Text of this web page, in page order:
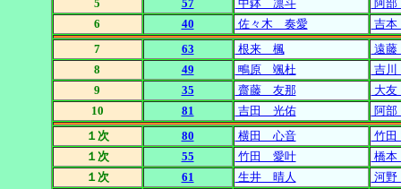
5
57 中鉢 凛斗
阿
6
40 佐々木 奏愛
吉
7
63 根来 楓
遠
8
49 鴫原 颯杜
吉
9
35 齋藤 友那
大
10
81 吉田 光佑
阿
１次
80 横田 心音
竹
１次
55 竹田 愛叶
橋
１次
61 生井 晴人
河